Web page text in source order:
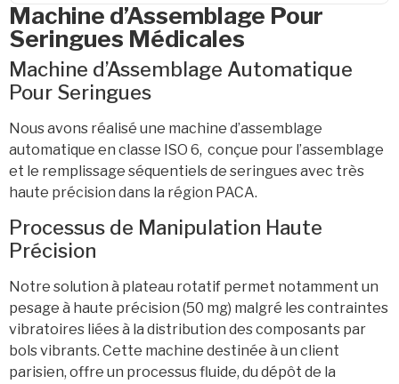
Machine d’Assemblage Pour
Seringues Médicales
Machine d’Assemblage Automatique
Pour Seringues
Nous avons réalisé une machine d’assemblage
automatique en classe ISO 6, conçue pour l’assemblage
et le remplissage séquentiels de seringues avec très
haute précision dans la région PACA.
Processus de Manipulation Haute
Précision
Notre solution à plateau rotatif permet notamment un
pesage à haute précision (50 mg) malgré les contraintes
vibratoires liées à la distribution des composants par
bols vibrants. Cette machine destinée à un client
parisien, offre un processus fluide, du dépôt de la